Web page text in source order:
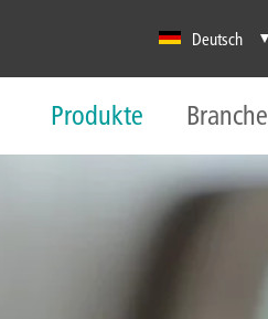
Deutsch
Produkte